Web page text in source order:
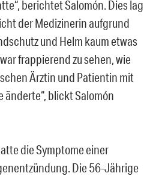
berichtet Salomón. Dies lag
der Medizinerin aufgrund
und Helm kaum etwas
frappierend zu sehen, wie
Ärztin und Patientin mit
änderte“, blickt Salomón
die Symptome einer
Die 56-Jährige